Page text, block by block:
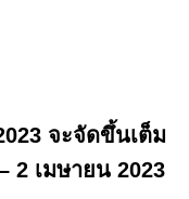
จะจัดขึ้นเต็ม
2 เมษายน 2023